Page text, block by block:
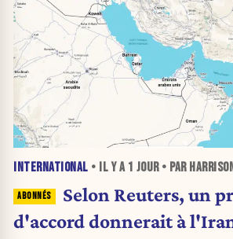
INTERNATIONAL • IL Y A 1 JOUR• PAR
Selon Reuters, un
d'accord donnerait à